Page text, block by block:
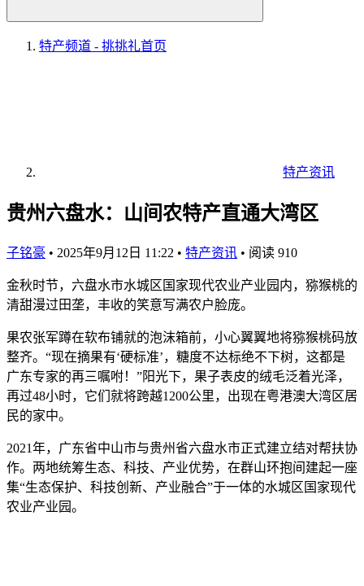
特产频道 - 挑挑礼首页
特产资讯
贵州六盘水：山间农特产直通大湾区
子铭豪 • 2025年9月12日 11:22 • 特产资讯 • 阅读 910
金秋时节，六盘水市水城区国家现代农业产业园内，猕猴桃的
清甜漫过田垄，丰收的笑意写满农户脸庞。
果农张军蹲在软布铺就的泡沫箱前，小心翼翼地将猕猴桃码放
整齐。“现在摘果有‘硬标准’，糖度不达标绝不下树，这都是
广东专家的再三嘱咐！”阳光下，果子表皮的绒毛泛着光泽，
再过48小时，它们就将跨越1200公里，出现在粤港澳大湾区居
民的家中。
2021年，广东省中山市与贵州省六盘水市正式建立结对帮扶协
作。两地统筹生态、科技、产业优势，在群山环抱间建起一座
集“生态保护、科技创新、产业融合”于一体的水城区国家现代
农业产业园。